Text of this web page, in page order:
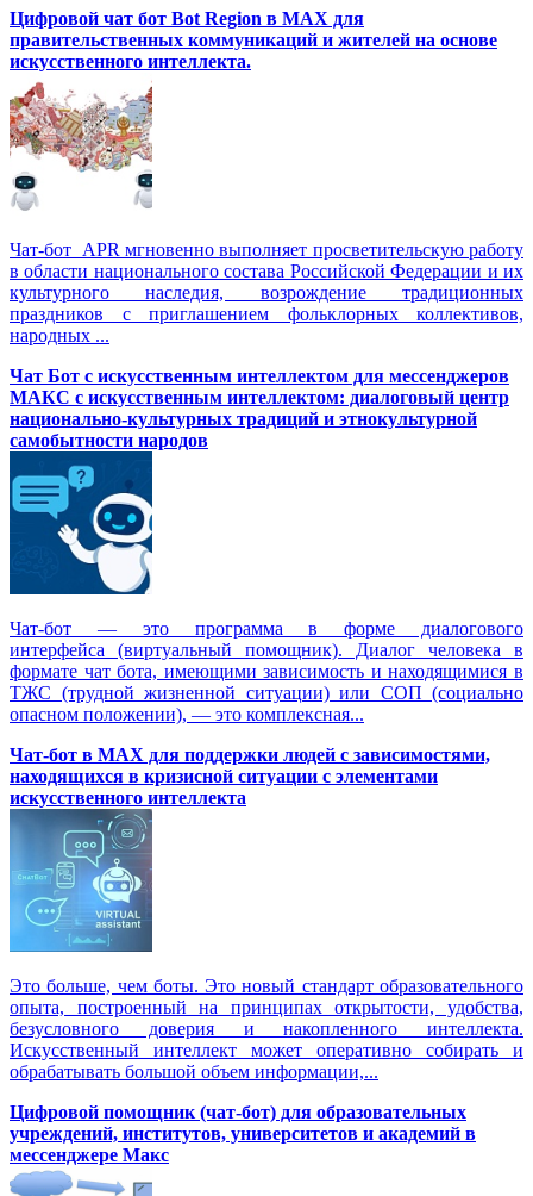
Цифровой чат бот Вot Region в MAX для
правительственных коммуникаций и жителей на основе
искусственного интеллекта.
Чат-бот APR мгновенно выполняет просветительскую работу
в области национального состава Российской Федерации и их
культурного наследия, возрождение традиционных
праздников с приглашением фольклорных коллективов,
народных ...
Чат Бот с искусственным интеллектом для мессенджеров
МАКС с искусственным интеллектом: диалоговый центр
национально-культурных традиций и этнокультурной
самобытности народов
Чат-бот — это программа в форме диалогового
интерфейса (виртуальный помощник). Диалог человека в
формате чат бота, имеющими зависимость и находящимися в
ТЖС (трудной жизненной ситуации) или СОП (социально
опасном положении), — это комплексная...
Чат-бот в MAX для поддержки людей с зависимостями,
находящихся в кризисной ситуации с элементами
искусственного интеллекта
Это больше, чем боты. Это новый стандарт образовательного
опыта, построенный на принципах открытости, удобства,
безусловного доверия и накопленного интеллекта.
Искусственный интеллект может оперативно собирать и
обрабатывать большой объем информации,...
Цифровой помощник (чат-бот) для образовательных
учреждений, институтов, университетов и академий в
мессенджере Макс